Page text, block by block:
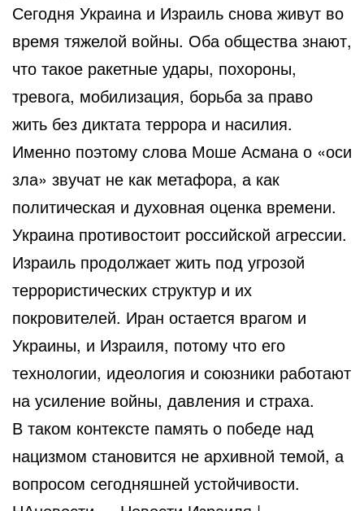
Сегодня Украина и Израиль снова живут во
время тяжелой войны. Оба общества знают,
что такое ракетные удары, похороны,
тревога, мобилизация, борьба за право
жить без диктата террора и насилия.
Именно поэтому слова Моше Асмана о «оси
зла» звучат не как метафора, а как
политическая и духовная оценка времени.
Украина противостоит российской агрессии.
Израиль продолжает жить под угрозой
террористических структур и их
покровителей. Иран остается врагом и
Украины, и Израиля, потому что его
технологии, идеология и союзники работают
на усиление войны, давления и страха.
В таком контексте память о победе над
нацизмом становится не архивной темой, а
вопросом сегодняшней устойчивости.